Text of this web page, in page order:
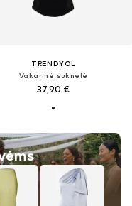
TRENDYOL
Vakarinė suknelė
37,90 €